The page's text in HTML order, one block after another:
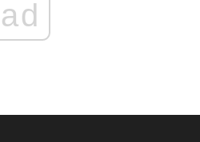
ad